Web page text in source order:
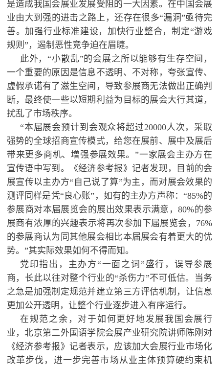
是造成我国会展业发展受阻的一大因素。在中国会展
业由大到强的进击之路上，还存在很多“漏洞”亟待完
善。加强行业标准建设，加快行业整合，制定“游戏
规则”，遏制恶性竞争迫在眉睫。
此外，“小散乱”的会展之所以能够有生存空间，
一个重要的原因是信息不透明、不对称，夸张宣传、
虚假承诺有了滋生空间，导致参展商无法做出正确判
断，最终使一些以短期利益为目标的展会大行其道，
扰乱了市场秩序。
“本届展会预计到会观众将超过20000人次，采取
强势的全球招商宣传模式，给您在展前、展中及展后
带来更多商机、增强参展效果。”一家展会主办方在
宣传语中写到。《经济参考报》记者发现，目前的会
展宣传以主办方“自己说了算”为主，而对展会效果的
测评同样是凭“良心账”，如有的主办方声称：“85%的
参展商对本届展览会的展出效果表示满意，80%的参
展商有浓厚的兴趣表示将再次参加下届展览会，76%
的参展商认为同其他展会相比本届展会有着更大的优
势。”其实际效果如何不得而知。
党印指出，主办方“一面之词”盛行，误导参展
商，长此以往对整个行业的“杀伤力”不可低估。当务
之急是加强制定规范并建立第三方评估机制，让信息
更加公开透明，让整个行业逐步进入有序运行。
在规范之余，对于如何更好地发展我国会展行
业，北京第二外国语学院会展产业研究院讲师陈刚对
《经济参考报》记者表示，应该加大会展行业市场化
改革步伐，进一步完善市场从业主体预算硬约束机